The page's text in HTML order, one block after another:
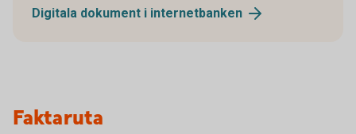
Digitala dokument i internetbanken
Faktaruta